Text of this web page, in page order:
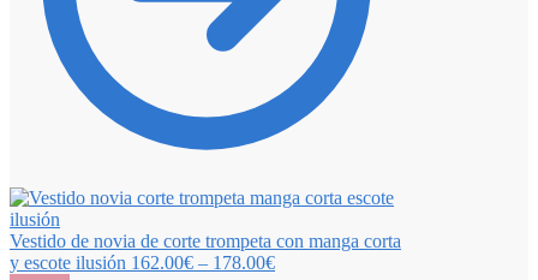
Vestido de novia de corte trompeta con manga corta
y escote ilusión 162.00€ – 178.00€